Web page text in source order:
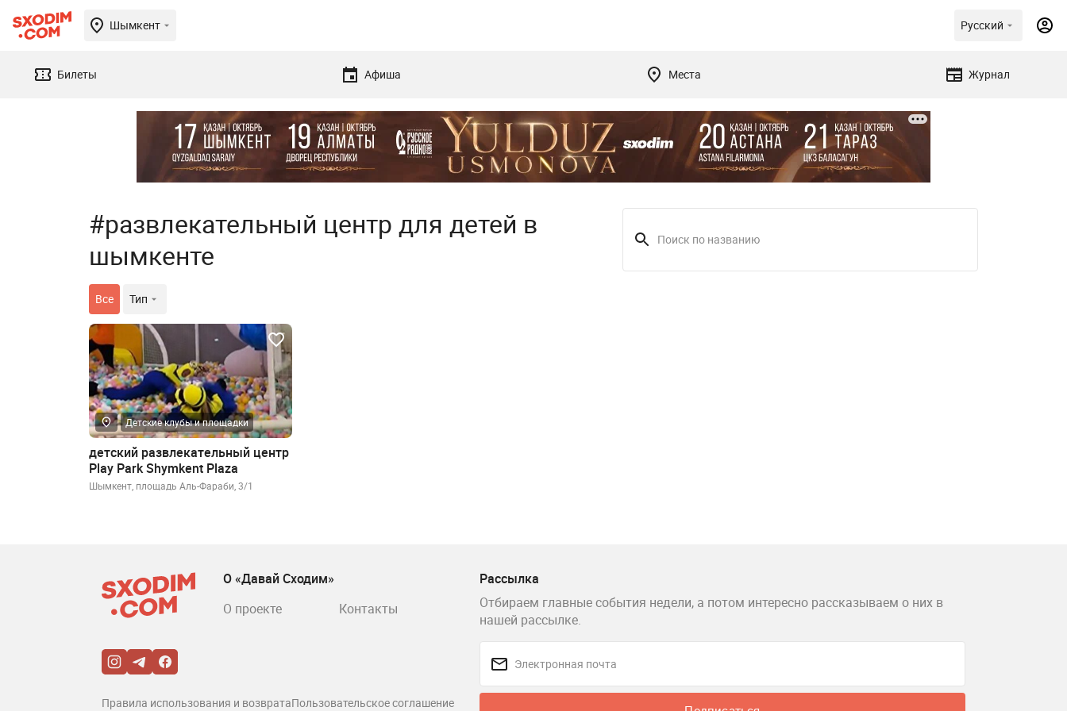
Шымкент Русский
Билеты Афиша Места Журнал
#развлекательный центр для детей в
шымкенте
Все Тип
Детские клубы и площадки
детский развлекательный центр
Play Park Shymkent Plaza
Шымкент, площадь Аль-Фараби, 3/1
Рассылка
Отбираем главные события недели, а потом интересно рассказываем о них в
нашей рассылке.
О «Давай Сходим»
О проекте
Контакты
Правила использования и возвратаПользовательское соглашение